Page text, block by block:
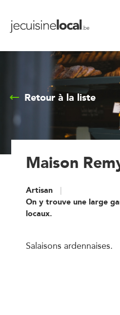
Retour à la liste
Maison
Artisan
On y trouve une large
locaux.
Salaisons ardennaises.